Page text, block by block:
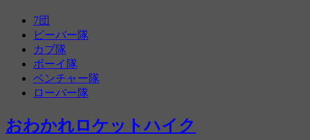
amanana
尼崎第7団活動記録ブログ
7団
ビーバー隊
カブ隊
ボーイ隊
ベンチャー隊
ローバー隊
おわかれロケットハイク